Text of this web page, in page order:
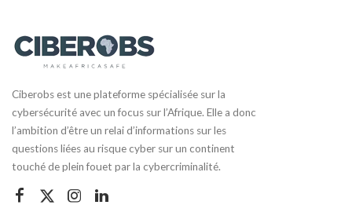
Ciberobs est une plateforme spécialisée sur la
cybersécurité avec un focus sur l’Afrique. Elle a donc
l’ambition d’être un relai d’informations sur les
questions liées au risque cyber sur un continent
touché de plein fouet par la cybercriminalité.